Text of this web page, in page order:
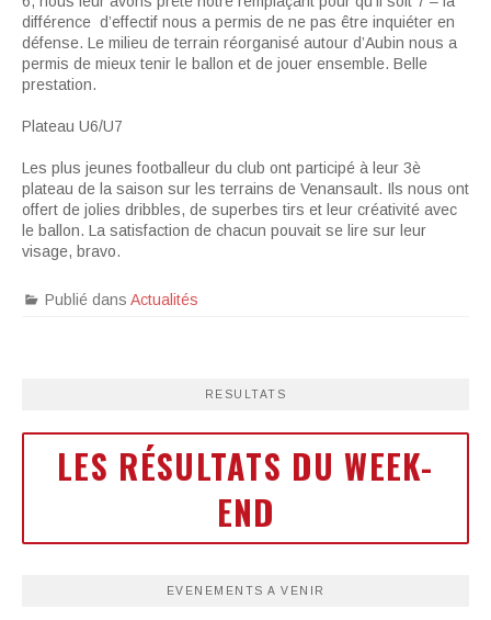
différence d’effectif nous a permis de ne pas être inquiéter en
défense. Le milieu de terrain réorganisé autour d’Aubin nous a
permis de mieux tenir le ballon et de jouer ensemble. Belle
prestation.
Plateau U6/U7
Les plus jeunes footballeur du club ont participé à leur 3è
plateau de la saison sur les terrains de Venansault. Ils nous ont
offert de jolies dribbles, de superbes tirs et leur créativité avec
le ballon. La satisfaction de chacun pouvait se lire sur leur
visage, bravo.
Publié dans Actualités
RESULTATS
LES RÉSULTATS DU WEEK-
END
EVENEMENTS A VENIR